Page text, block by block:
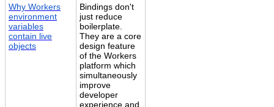
Why Workers
environment
variables
contain live
objects
Bindings don't
just reduce
boilerplate.
They are a core
design feature
of the Workers
platform which
simultaneously
improve
developer
experience and